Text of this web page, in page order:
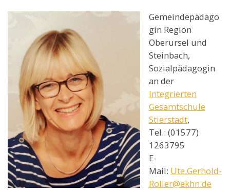
Gemeindepädago
gin Region
Oberursel und
Steinbach,
Sozialpädagogin
an der
Integrierten
Gesamtschule
Stierstadt,
Tel.: (01577)
1263795
E-
Mail: Ute.Gerhold-
Roller@ekhn.de